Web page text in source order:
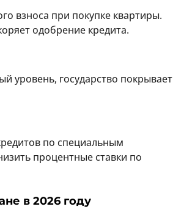
взноса при покупке квартиры.
одобрение кредита.
уровень, государство покрывает
по специальным
процентные ставки по
в 2026 году